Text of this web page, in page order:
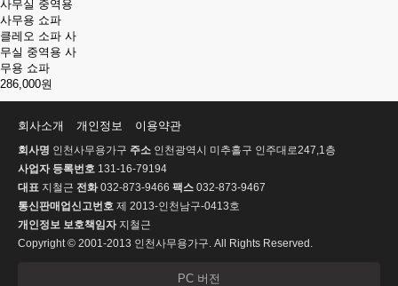
클레오 소파 사
무실 중역용 사
무용 쇼파
286,000원
회사소개 개인정보 이용약관
회사명 인천사무용가구 주소 인천광역시 미추홀구 인주대로247,1층
사업자 등록번호 131-16-79194
대표 지철근 전화032-873-9466 팩스 032-873-9467
통신판매업신고번호 제 2013-인천남구-0413호
개인정보 보호책임자지철근
Copyright © 2001-2013 인천사무용가구. All Rights Reserved.
PC 버전